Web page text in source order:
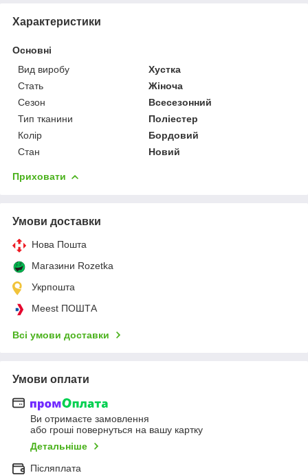
Характеристики
Основні
Вид виробу
Хустка
Стать
Жіноча
Сезон
Всесезонний
Тип тканини
Поліестер
Колір
Бордовий
Стан
Новий
Приховати
Умови доставки
Нова Пошта
Магазини Rozetka
Укрпошта
Meest ПОШТА
Всі умови доставки
Умови оплати
Ви отримаєте замовлення
або гроші повернуться на вашу картку
Детальніше
Післяплата